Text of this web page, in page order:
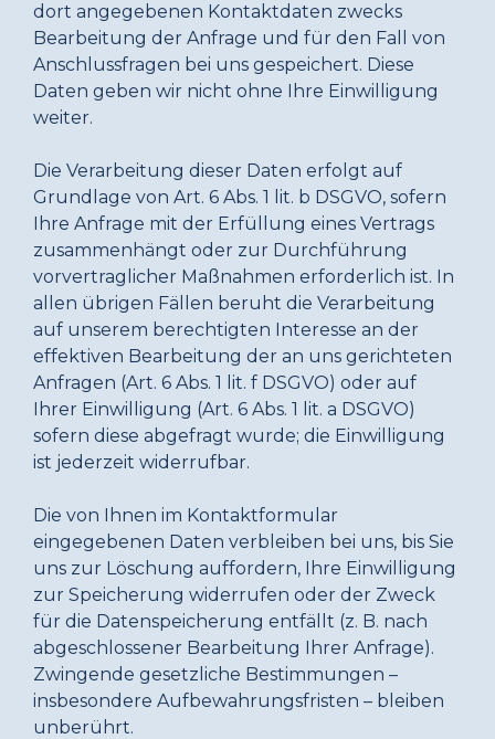
dort angegebenen Kontaktdaten zwecks
Bearbeitung der Anfrage und für den Fall von
Anschlussfragen bei uns gespeichert. Diese
Daten geben wir nicht ohne Ihre Einwilligung
weiter.
Die Verarbeitung dieser Daten erfolgt auf
Grundlage von Art. 6 Abs. 1 lit. b DSGVO, sofern
Ihre Anfrage mit der Erfüllung eines Vertrags
zusammenhängt oder zur Durchführung
vorvertraglicher Maßnahmen erforderlich ist. In
allen übrigen Fällen beruht die Verarbeitung
auf unserem berechtigten Interesse an der
effektiven Bearbeitung der an uns gerichteten
Anfragen (Art. 6 Abs. 1 lit. f DSGVO) oder auf
Ihrer Einwilligung (Art. 6 Abs. 1 lit. a DSGVO)
sofern diese abgefragt wurde; die Einwilligung
ist jederzeit widerrufbar.
Die von Ihnen im Kontaktformular
eingegebenen Daten verbleiben bei uns, bis Sie
uns zur Löschung auffordern, Ihre Einwilligung
zur Speicherung widerrufen oder der Zweck
für die Datenspeicherung entfällt (z. B. nach
abgeschlossener Bearbeitung Ihrer Anfrage).
Zwingende gesetzliche Bestimmungen –
insbesondere Aufbewahrungsfristen – bleiben
unberührt.